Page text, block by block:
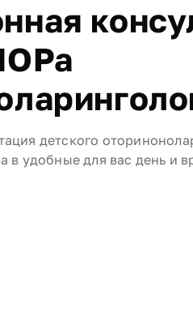
детского
в удобные для вас день и